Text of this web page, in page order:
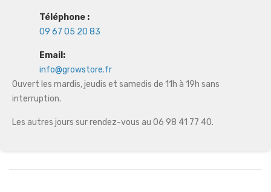
Téléphone :
09 67 05 20 83
Email:
info@growstore.fr
Ouvert les mardis, jeudis et samedis de 11h à 19h sans
interruption.
Les autres jours sur rendez-vous au 06 98 41 77 40.